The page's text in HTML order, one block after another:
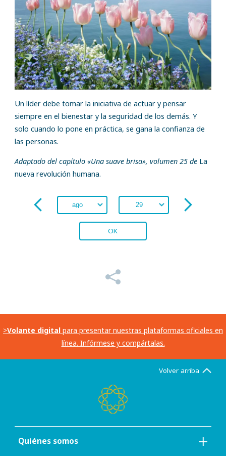
Un líder debe tomar la iniciativa de actuar y pensar
siempre en el bienestar y la seguridad de los demás. Y
solo cuando lo pone en práctica, se gana la confianza de
las personas.
Adaptado del capítulo «Una suave brisa», volumen 25 deLa
nueva revolución humana.
OK
>Volante digital para presentar nuestras plataformas oficiales en
línea. Infórmese y compártalas.
Volver arriba
Quiénes somos